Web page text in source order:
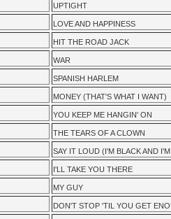
UPTIGHT
LOVE AND HAPPINESS
HIT THE ROAD JACK
WAR
SPANISH HARLEM
MONEY (THAT'S WHAT I WANT)
YOU KEEP ME HANGIN' ON
THE TEARS OF A CLOWN
SAY IT LOUD (I'M BLACK AND
I'LL TAKE YOU THERE
MY GUY
DON'T STOP 'TIL YOU GET